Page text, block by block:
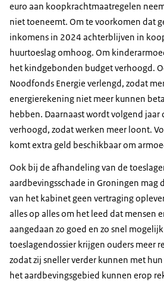
euro aan koopkrachtmaatregelen
niet toeneemt. Om te voorkomen dat
inkomens in 2024 achterblijven in
huurtoeslag omhoog. Om
het kindgebonden budget verhoogd.
Noodfonds Energie verlengd, zodat
energierekening niet meer kunnen
hebben. Daarnaast wordt volgend
verhoogd, zodat werken meer loont.
komt extra geld beschikbaar om
Ook bij de afhandeling van de
aardbevingsschade in Groningen mag
van het kabinet geen vertraging
alles op alles om het leed dat mensen
aangedaan zo goed en zo snel
toeslagendossier krijgen ouders meer
zodat zij sneller verder kunnen met
het aardbevingsgebied kunnen erop